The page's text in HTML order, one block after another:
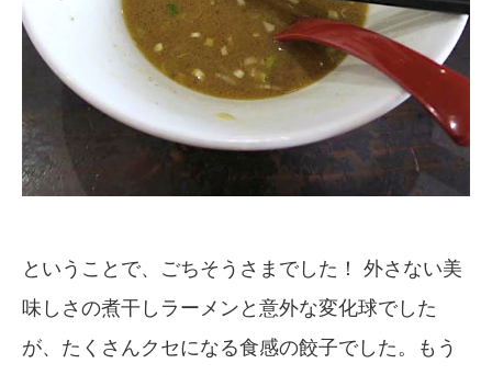
ということで、ごちそうさまでした！ 外さない美
味しさの煮干しラーメンと意外な変化球でした
が、たくさんクセになる食感の餃子でした。もう